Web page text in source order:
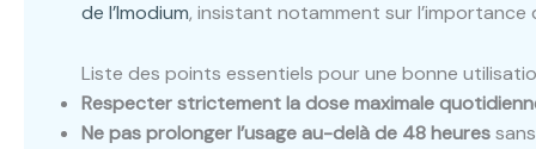
de l’Imodium, insistant notamment sur
Liste des points essentiels pour une bonne
Respecter strictement la dose maximale
Ne pas prolonger l’usage au-delà de 48 heures